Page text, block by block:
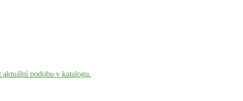
aktuální podobu v katalogu.